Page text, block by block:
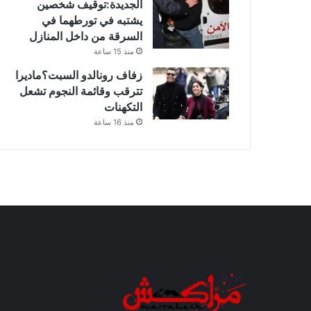
الجديدة:توقيف شخصين
يشتبه في تورطهما في
السرقة من داخل المنازل
منذ 15 ساعة
زفاف رونالدو السبت؟ماديرا
تترقب وقائمة النجوم تشعل
التكهنات
منذ 16 ساعة